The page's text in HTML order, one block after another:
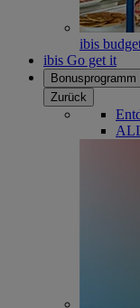
ibis
ibis Go get it
Bonusprogramm
Zurück